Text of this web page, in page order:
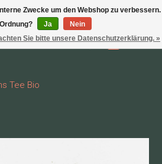
Wunschzettel
Ihr
Tee Bio
Zwecke um den Webshop zu verbessern.
Ja
Nein
Sie bitte unsere Datenschutzerklärung. »